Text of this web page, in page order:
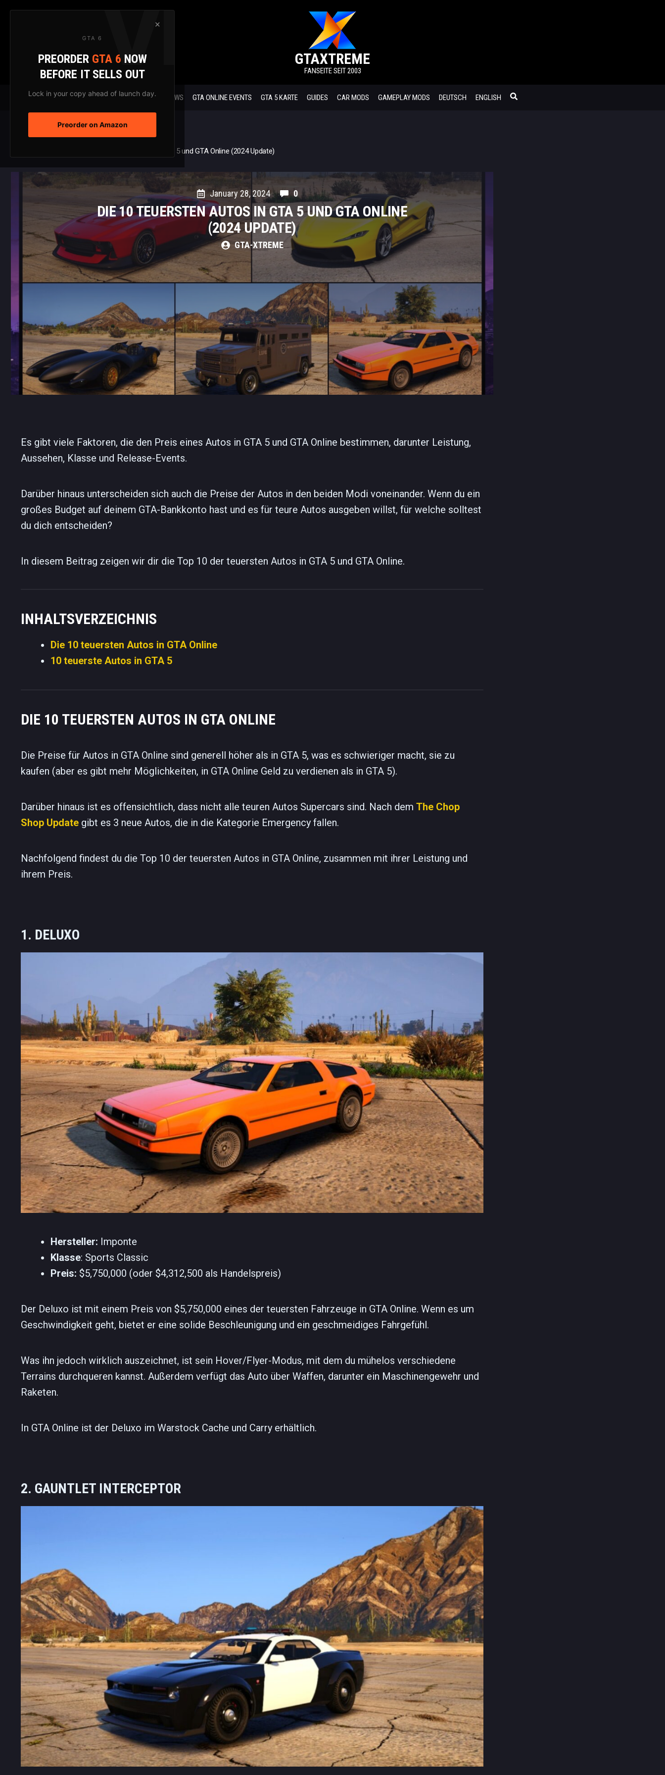
×
GTA 6
PREORDER GTA 6 NOW
BEFORE IT SELLS OUT
Lock in your copy ahead of launch day.
Preorder on Amazon
Zum
GTAXTREME
FANSEITE SEIT 2003
GTA 6 NEWS GTA ONLINE EVENTS GTA 5 KARTE GUIDES CAR MODS GAMEPLAY MODS DEUTSCH ENGLISH
Die 10 teuersten Autos in GTA 5 und GTA Online (2024 Update)
January 28, 2024 0
DIE 10 TEUERSTEN AUTOS IN GTA 5 UND GTA ONLINE
(2024 UPDATE)
GTA-XTREME
Es gibt viele Faktoren, die den Preis eines Autos in GTA 5 und GTA Online bestimmen, darunter Leistung,
Aussehen, Klasse und Release-Events.
Darüber hinaus unterscheiden sich auch die Preise der Autos in den beiden Modi voneinander. Wenn du ein
großes Budget auf deinem GTA-Bankkonto hast und es für teure Autos ausgeben willst, für welche solltest
du dich entscheiden?
In diesem Beitrag zeigen wir dir die Top 10 der teuersten Autos in GTA 5 und GTA Online.
INHALTSVERZEICHNIS
Die 10 teuersten Autos in GTA Online
10 teuerste Autos in GTA 5
DIE 10 TEUERSTEN AUTOS IN GTA ONLINE
Die Preise für Autos in GTA Online sind generell höher als in GTA 5, was es schwieriger macht, sie zu
kaufen (aber es gibt mehr Möglichkeiten, in GTA Online Geld zu verdienen als in GTA 5).
Darüber hinaus ist es offensichtlich, dass nicht alle teuren Autos Supercars sind. Nach dem The Chop
Shop Update gibt es 3 neue Autos, die in die Kategorie Emergency fallen.
Nachfolgend findest du die Top 10 der teuersten Autos in GTA Online, zusammen mit ihrer Leistung und
ihrem Preis.
1. DELUXO
Hersteller: Imponte
Klasse: Sports Classic
Preis: $5,750,000 (oder $4,312,500 als Handelspreis)
Der Deluxo ist mit einem Preis von $5,750,000 eines der teuersten Fahrzeuge in GTA Online. Wenn es um
Geschwindigkeit geht, bietet er eine solide Beschleunigung und ein geschmeidiges Fahrgefühl.
Was ihn jedoch wirklich auszeichnet, ist sein Hover/Flyer-Modus, mit dem du mühelos verschiedene
Terrains durchqueren kannst. Außerdem verfügt das Auto über Waffen, darunter ein Maschinengewehr und
Raketen.
In GTA Online ist der Deluxo im Warstock Cache und Carry erhältlich.
2. GAUNTLET INTERCEPTOR